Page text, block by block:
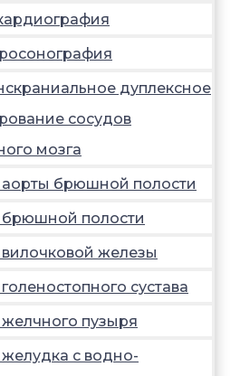
дуплексное
сосудов
мозга
брюшной полости
полости
железы
сустава
пузыря
с водно-